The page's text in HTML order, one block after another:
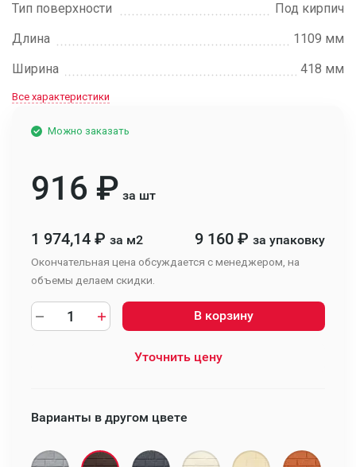
Тип поверхности
Под кирпич
Длина
1109 мм
Ширина
418 мм
Все характеристики
Можно заказать
916 ₽ за шт
1 974,14 ₽ за м2 9 160 ₽ за упаковку
Окончательная цена обсуждается с менеджером, на
объемы делаем скидки.
В корзину
Уточнить цену
Варианты в другом цвете